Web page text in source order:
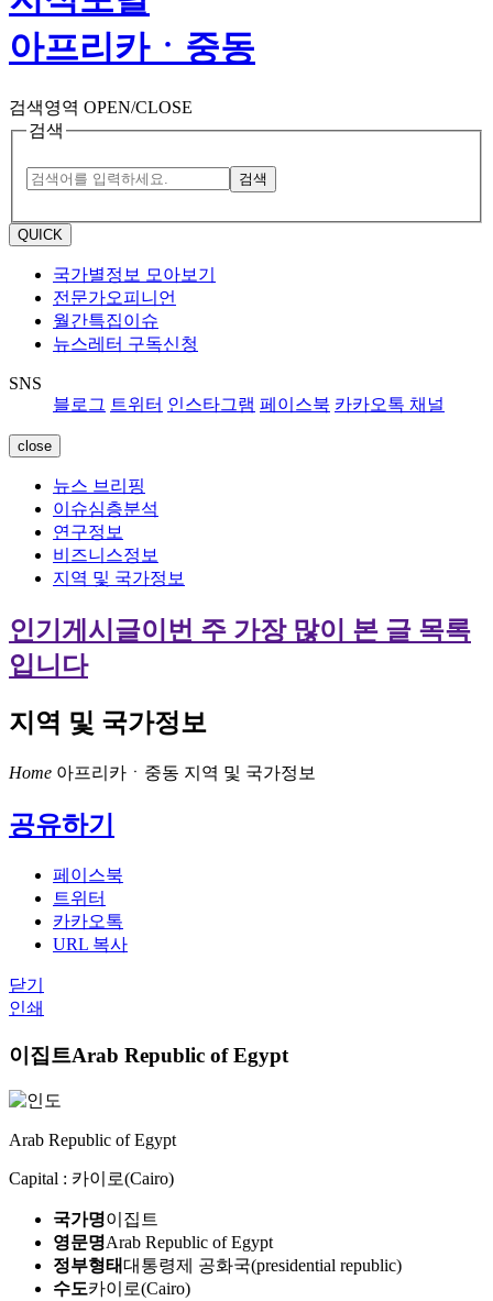
아프리카ㆍ중동
검색영역 OPEN/CLOSE
검색
검색
QUICK
국가별정보 모아보기
전문가오피니언
월간특집이슈
뉴스레터 구독신청
SNS
블로그 트위터 인스타그램 페이스북 카카오톡 채널
close
뉴스 브리핑
이슈심층분석
연구정보
비즈니스정보
지역 및 국가정보
인기게시글이번 주 가장 많이 본 글 목록
입니다
지역 및 국가정보
Home 아프리카ㆍ중동 지역 및 국가정보
공유하기
페이스북
트위터
카카오톡
URL 복사
닫기
인쇄
이집트Arab Republic of Egypt
Arab Republic of Egypt
Capital : 카이로(Cairo)
국가명이집트
영문명Arab Republic of Egypt
정부형태대통령제 공화국(presidential republic)
수도카이로(Cairo)